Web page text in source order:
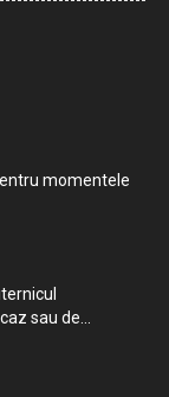
momentele
sau de...